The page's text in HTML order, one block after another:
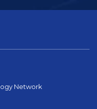
Network